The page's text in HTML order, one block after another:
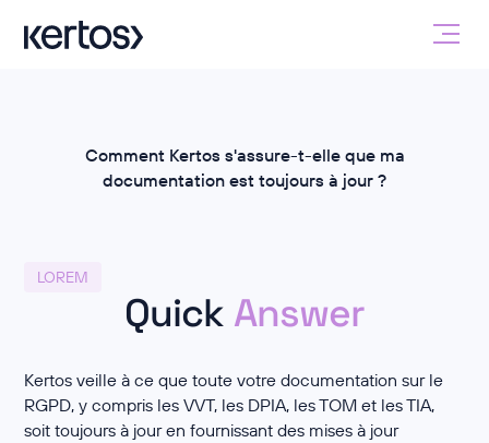
Comment Kertos s'assure-t-elle que ma
documentation est toujours à jour ?
LOREM
Quick Answer
Kertos veille à ce que toute votre documentation sur le
RGPD, y compris les VVT, les DPIA, les TOM et les TIA,
soit toujours à jour en fournissant des mises à jour